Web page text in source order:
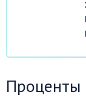
Проценты